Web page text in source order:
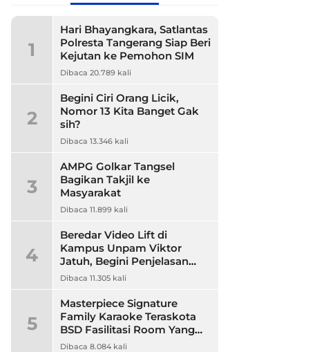
1
Hari Bhayangkara, Satlantas
Polresta Tangerang Siap Beri
Kejutan ke Pemohon SIM
Dibaca 20.789 kali
2
Begini Ciri Orang Licik,
Nomor 13 Kita Banget Gak
sih?
Dibaca 13.346 kali
3
AMPG Golkar Tangsel
Bagikan Takjil ke
Masyarakat
Dibaca 11.899 kali
4
Beredar Video Lift di
Kampus Unpam Viktor
Jatuh, Begini Penjelasan
Rektor Unpam
Dibaca 11.305 kali
5
Masterpiece Signature
Family Karaoke Teraskota
BSD Fasilitasi Room Yang
Nyaman dan Harga
Dibaca 8.084 kali